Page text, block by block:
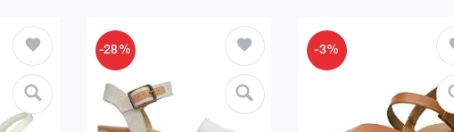
-28% -3%